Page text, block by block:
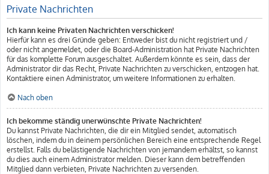
Private Nachrichten
Ich kann keine Privaten Nachrichten verschicken!
Hierfür kann es drei Gründe geben: Entweder bist du nicht registriert und /
oder nicht angemeldet, oder die Board-Administration hat Private Nachrichten
für das komplette Forum ausgeschaltet. Außerdem könnte es sein, dass der
Administrator dir das Recht, Private Nachrichten zu verschicken, entzogen hat.
Kontaktiere einen Administrator, um weitere Informationen zu erhalten.
Nach oben
Ich bekomme ständig unerwünschte Private Nachrichten!
Du kannst Private Nachrichten, die dir ein Mitglied sendet, automatisch
löschen, indem du in deinem persönlichen Bereich eine entsprechende Regel
erstellst. Falls du belästigende Nachrichten von jemandem erhältst, so kannst
du dies auch einem Administrator melden. Dieser kann dem betreffenden
Mitglied dann verbieten, Private Nachrichten zu versenden.